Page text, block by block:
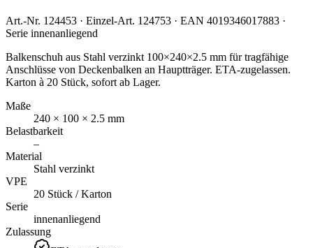
Art.-Nr. 124453 · Einzel-Art. 124753 · EAN 4019346017883 ·
Serie innenanliegend
Balkenschuh aus Stahl verzinkt 100×240×2.5 mm für tragfähige
Anschlüsse von Deckenbalken an Hauptträger. ETA-zugelassen.
Karton à 20 Stück, sofort ab Lager.
Maße
240 × 100 × 2.5 mm
Belastbarkeit
–
Material
Stahl verzinkt
VPE
20 Stück / Karton
Serie
innenanliegend
Zulassung